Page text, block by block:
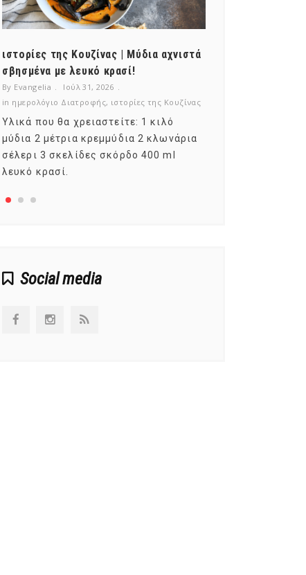
ιστορίες της Κουζίνας | Μύδια αχνιστά
σβησμένα με λευκό κρασί!
By Evangelia
Ιούλ 31, 2026
in ημερολόγιο Διατροφής, ιστορίες της Κουζίνας
Υλικά που θα χρειαστείτε: 1 κιλό
μύδια 2 μέτρια κρεμμύδια 2 κλωνάρια
σέλερι 3 σκελίδες σκόρδο 400 ml
λευκό κρασί.
Social media